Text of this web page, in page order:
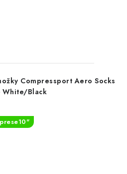
Compressport Aero Socks
White/Black